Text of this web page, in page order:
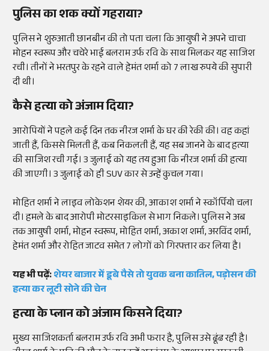
पुलिस का शक क्यों गहराया?
पुलिस ने शुरुआती छानबीन की तो पता चला कि आयुषी ने अपने चाचा
मोहन स्वरूप और चचेरे भाई बलराम उर्फ रवि के साथ मिलकर यह साजिश
रची। तीनों ने भरतपुर के रहने वाले हेमंत शर्मा को 7 लाख रुपये की सुपारी
दी थी।
कैसे हत्या को अंजाम दिया?
आरोपियों ने पहले कई दिन तक नीरज शर्मा के घर की रेकी की। वह कहां
जाती हैं, किससे मिलती हैं, कब निकलती हैं, यह सब जानने के बाद हत्या
की साजिश रची गई। 3 जुलाई को यह तय हुआ कि नीरज शर्मा की हत्या
की जाएगी। 3 जुलाई को ही SUV कार से उन्हें कुचल गया।
मोहित शर्मा ने लाइव लोकेशन शेयर की, आकाश शर्मा ने स्कॉर्पियो चला
दी। हमले के बाद आरोपी मोटरसाइकिल से भाग निकले। पुलिस ने अब
तक आयुषी शर्मा, मोहन स्वरूप, मोहित शर्मा, अकाश शर्मा, अरविंद शर्मा,
हेमंत शर्मा और रोहित जाटव समेत 7 लोगों को गिरफ्तार कर लिया है।
यह भी पढ़ें:शेयर बाजार में डूबे पैसे तो युवक बना कातिल, पड़ोसन की
हत्या कर लूटी सोने की चेन
हत्या के प्लान को अंजाम किसने दिया?
मुख्य साजिशकर्ता बलराम उर्फ रवि अभी फरार है, पुलिस उसे ढूंढ रही है।